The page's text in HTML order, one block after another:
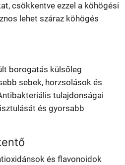
csökkentve ezzel a köhögési
lehet száraz köhögés
borogatás külsőleg
sebek, horzsolások és
tulajdonságai
és gyorsabb
és flavonoidok